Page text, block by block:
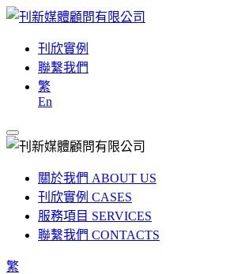
刊欣實例
聯繫我們
繁
En
關於我們 ABOUT US
刊欣實例 CASES
服務項目 SERVICES
聯繫我們 CONTACTS
繁